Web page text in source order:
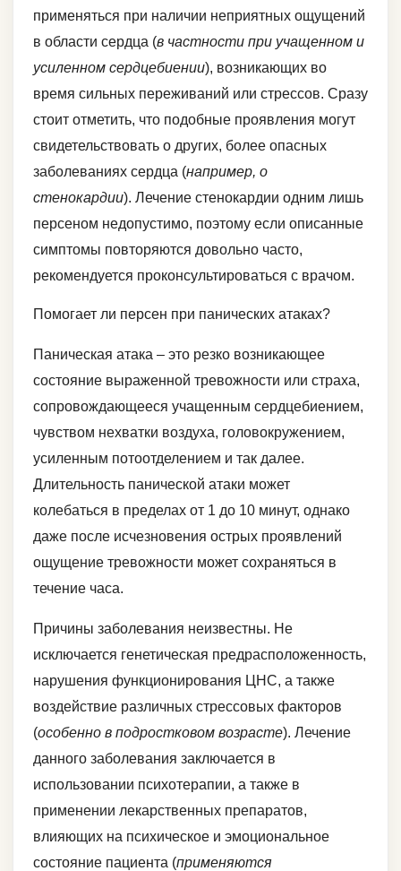
применяться при наличии неприятных ощущений
в области сердца (в частности при учащенном и
усиленном сердцебиении), возникающих во
время сильных переживаний или стрессов. Сразу
стоит отметить, что подобные проявления могут
свидетельствовать о других, более опасных
заболеваниях сердца (например, о
стенокардии). Лечение стенокардии одним лишь
персеном недопустимо, поэтому если описанные
симптомы повторяются довольно часто,
рекомендуется проконсультироваться с врачом.
Помогает ли персен при панических атаках?
Паническая атака – это резко возникающее
состояние выраженной тревожности или страха,
сопровождающееся учащенным сердцебиением,
чувством нехватки воздуха, головокружением,
усиленным потоотделением и так далее.
Длительность панической атаки может
колебаться в пределах от 1 до 10 минут, однако
даже после исчезновения острых проявлений
ощущение тревожности может сохраняться в
течение часа.
Причины заболевания неизвестны. Не
исключается генетическая предрасположенность,
нарушения функционирования ЦНС, а также
воздействие различных стрессовых факторов
(особенно в подростковом возрасте). Лечение
данного заболевания заключается в
использовании психотерапии, а также в
применении лекарственных препаратов,
влияющих на психическое и эмоциональное
состояние пациента (применяются